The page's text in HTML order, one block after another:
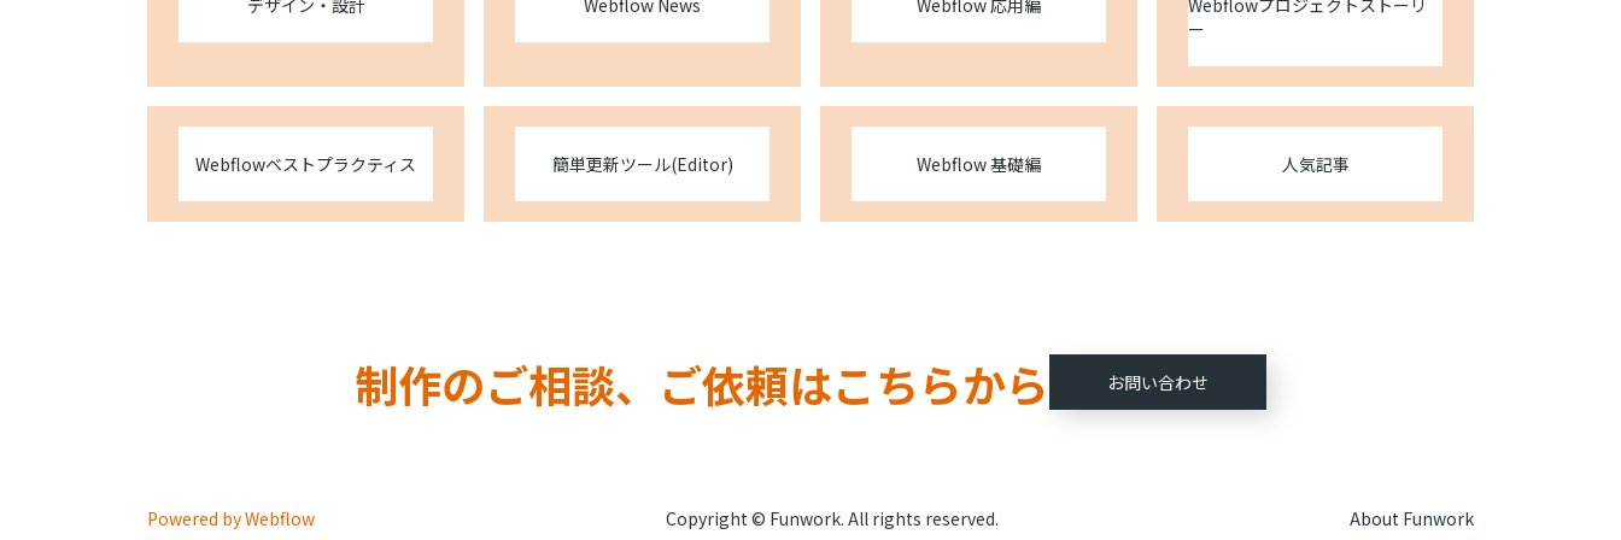
デザイン・設計 Webflow News Webflow 応用編
Webflowプロジェクトストーリ
ー
Webflowベストプラクティス 簡単更新ツール(Editor) Webflow 基礎編 人気記事
制作のご相談、ご依頼はこちらから お問い合わせ
Powered by Webflow Copyright © Funwork. All rights reserved. About Funwork